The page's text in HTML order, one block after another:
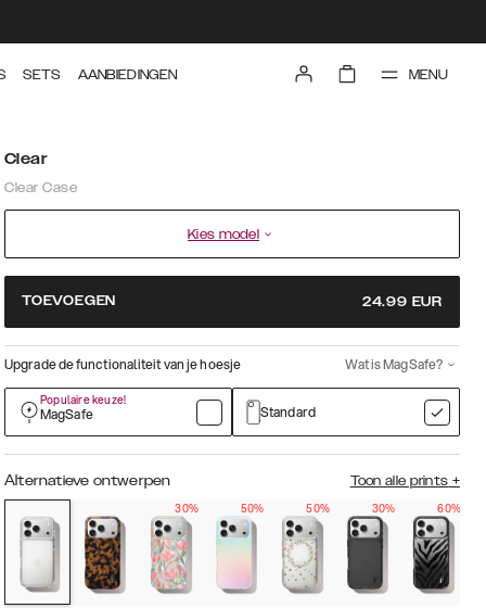
SETS AANBIEDINGEN MENU
Clear
Clear Case
Kies model
TOEVOEGEN 24.99 EUR
Upgrade de functionaliteit van je hoesje Wat is MagSafe?
Populaire keuze!
MagSafe Standard
Alternatieve ontwerpen Toon alle prints +
30%
50% 50% 30% 60%